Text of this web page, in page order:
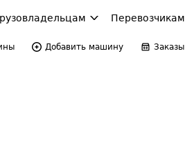
Перевозчикам
Добавить машину Заказы